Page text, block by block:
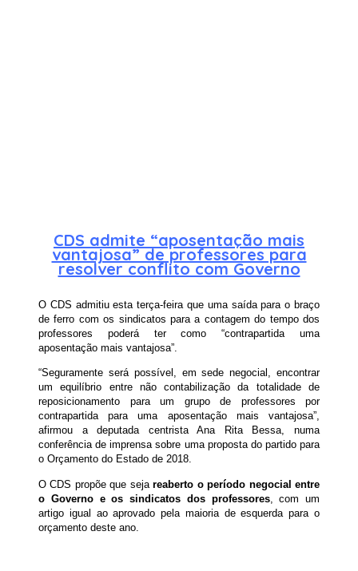
CDS admite “aposentação mais
vantajosa” de professores para
resolver conflito com Governo
O CDS admitiu esta terça-feira que uma saída para o braço
de ferro com os sindicatos para a contagem do tempo dos
professores poderá ter como “contrapartida uma
aposentação mais vantajosa”.
“Seguramente será possível, em sede negocial, encontrar
um equilíbrio entre não contabilização da totalidade de
reposicionamento para um grupo de professores por
contrapartida para uma aposentação mais vantajosa”,
afirmou a deputada centrista Ana Rita Bessa, numa
conferência de imprensa sobre uma proposta do partido para
o Orçamento do Estado de 2018.
O CDS propõe que sejareaberto o período negocial entre
o Governo e os sindicatos dos professores, com um
artigo igual ao aprovado pela maioria de esquerda para o
orçamento deste ano.